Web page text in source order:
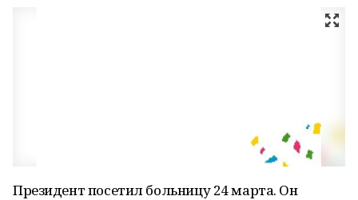
Президент посетил больницу 24 марта. Он